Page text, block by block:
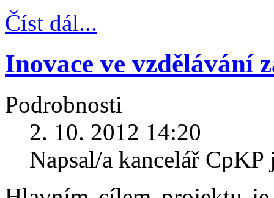
Číst dál...
Inovace ve vzdělávání
Podrobnosti
2. 10. 2012 14:20
Napsal/a kancelář